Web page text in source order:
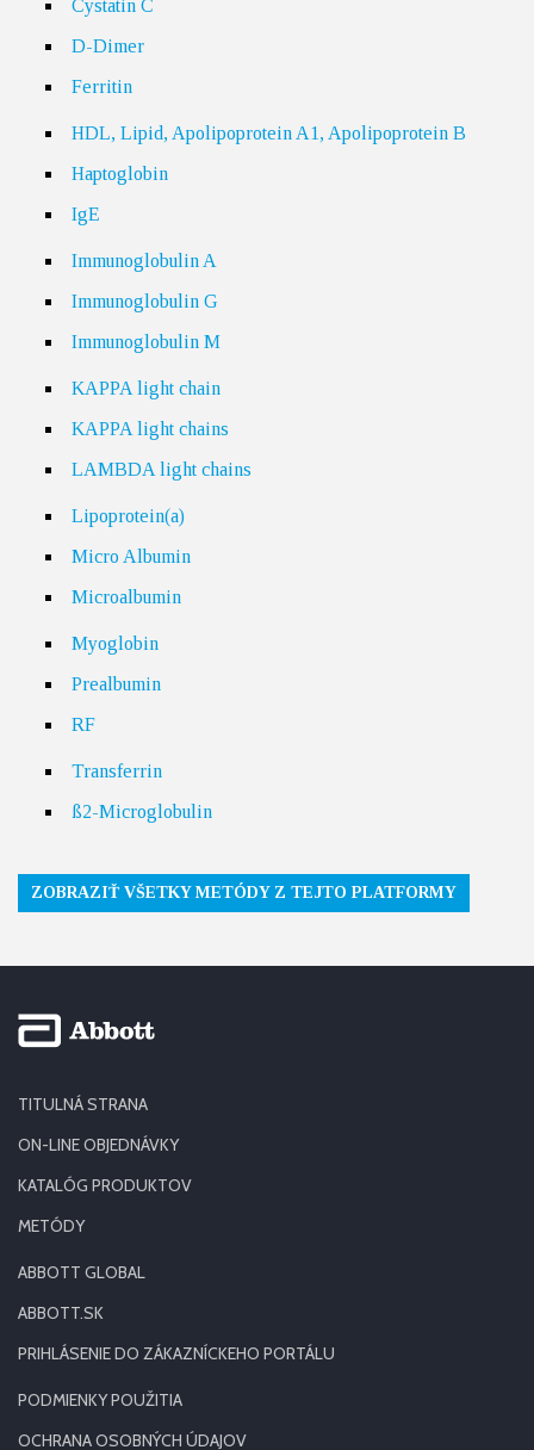
Cystatin C
D-Dimer
Ferritin
HDL, Lipid, Apolipoprotein A1, Apolipoprotein B
Haptoglobin
IgE
Immunoglobulin A
Immunoglobulin G
Immunoglobulin M
KAPPA light chain
KAPPA light chains
LAMBDA light chains
Lipoprotein(a)
Micro Albumin
Microalbumin
Myoglobin
Prealbumin
RF
Transferrin
ß2-Microglobulin
ZOBRAZIŤ VŠETKY METÓDY Z TEJTO PLATFORMY
TITULNÁ STRANA
ON-LINE OBJEDNÁVKY
KATALÓG PRODUKTOV
METÓDY
ABBOTT GLOBAL
ABBOTT.SK
PRIHLÁSENIE DO ZÁKAZNÍCKEHO PORTÁLU
PODMIENKY POUŽITIA
OCHRANA OSOBNÝCH ÚDAJOV